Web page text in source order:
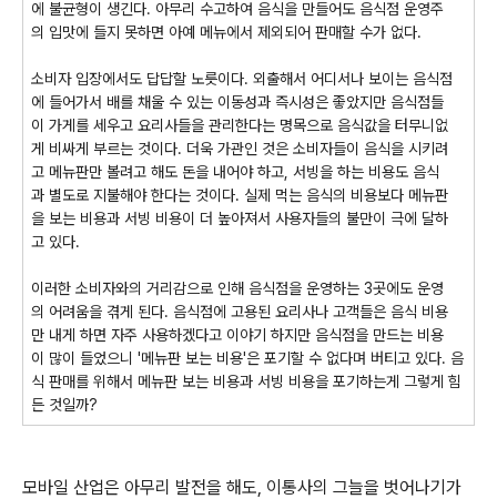
에 불균형이 생긴다. 아무리 수고하여 음식을 만들어도 음식점 운영주
의 입맛에 들지 못하면 아예 메뉴에서 제외되어 판매할 수가 없다.
소비자 입장에서도 답답할 노릇이다. 외출해서 어디서나 보이는 음식점
에 들어가서 배를 채울 수 있는 이동성과 즉시성은 좋았지만 음식점들
이 가게를 세우고 요리사들을 관리한다는 명목으로 음식값을 터무니없
게 비싸게 부르는 것이다. 더욱 가관인 것은 소비자들이 음식을 시키려
고 메뉴판만 볼려고 해도 돈을 내어야 하고, 서빙을 하는 비용도 음식
과 별도로 지불해야 한다는 것이다. 실제 먹는 음식의 비용보다 메뉴판
을 보는 비용과 서빙 비용이 더 높아져서 사용자들의 불만이 극에 달하
고 있다.
이러한 소비자와의 거리감으로 인해 음식점을 운영하는 3곳에도 운영
의 어려움을 겪게 된다. 음식점에 고용된 요리사나 고객들은 음식 비용
만 내게 하면 자주 사용하겠다고 이야기 하지만 음식점을 만드는 비용
이 많이 들었으니 '메뉴판 보는 비용'은 포기할 수 없다며 버티고 있다. 음
식 판매를 위해서 메뉴판 보는 비용과 서빙 비용을 포기하는게 그렇게 힘
든 것일까?
모바일 산업은 아무리 발전을 해도, 이통사의 그늘을 벗어나기가